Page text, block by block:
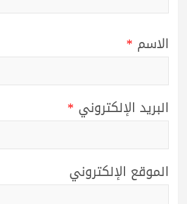
الاسم *
البريد الإلكتروني *
الموقع الإلكتروني